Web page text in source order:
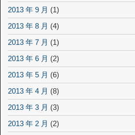
2013 年 9 月 (1)
2013 年 8 月 (4)
2013 年 7 月 (1)
2013 年 6 月 (2)
2013 年 5 月 (6)
2013 年 4 月 (8)
2013 年 3 月 (3)
2013 年 2 月 (2)